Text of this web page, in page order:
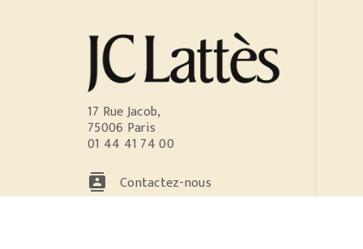
17 Rue Jacob,
75006 Paris
01 44 41 74 00
contacts Contactez-nous